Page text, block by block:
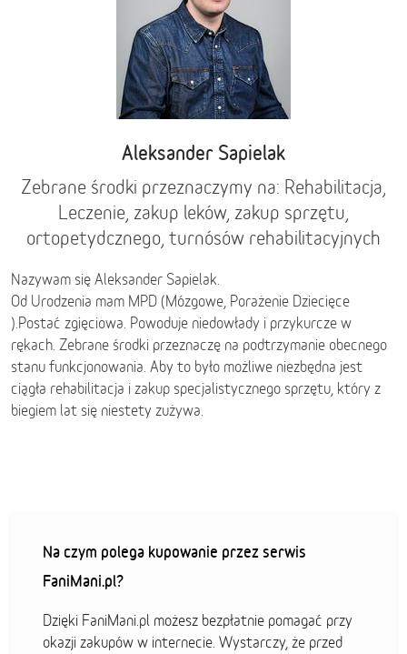
Aleksander Sapielak
Zebrane środki przeznaczymy na: Rehabilitacja,
Leczenie, zakup leków, zakup sprzętu,
ortopetydcznego, turnósów rehabilitacyjnych
Nazywam się Aleksander Sapielak.
Od Urodzenia mam MPD (Mózgowe, Porażenie Dziecięce
).Postać zgięciowa. Powoduje niedowłady i przykurcze w
rękach. Zebrane środki przeznaczę na podtrzymanie obecnego
stanu funkcjonowania. Aby to było możliwe niezbędna jest
ciągła rehabilitacja i zakup specjalistycznego sprzętu, który z
biegiem lat się niestety zużywa.
Na czym polega kupowanie przez serwis
FaniMani.pl?
Dzięki FaniMani.pl możesz bezpłatnie pomagać przy
okazji zakupów w internecie. Wystarczy, że przed